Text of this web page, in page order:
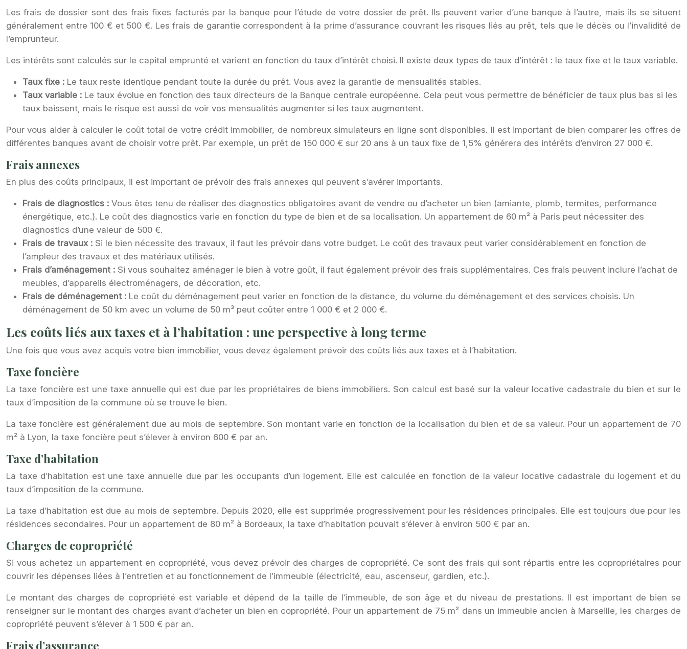
Les frais de dossier sont des frais fixes facturés par la banque pour l’étude de votre dossier de prêt. Ils peuvent varier d’une banque à l’autre, mais ils se situent
généralement entre 100 € et 500 €. Les frais de garantie correspondent à la prime d’assurance couvrant les risques liés au prêt, tels que le décès ou l’invalidité de
l’emprunteur.
Les intérêts sont calculés sur le capital emprunté et varient en fonction du taux d’intérêt choisi. Il existe deux types de taux d’intérêt : le taux fixe et le taux variable.
Taux fixe : Le taux reste identique pendant toute la durée du prêt. Vous avez la garantie de mensualités stables.
Taux variable : Le taux évolue en fonction des taux directeurs de la Banque centrale européenne. Cela peut vous permettre de bénéficier de taux plus bas si les
taux baissent, mais le risque est aussi de voir vos mensualités augmenter si les taux augmentent.
Pour vous aider à calculer le coût total de votre crédit immobilier, de nombreux simulateurs en ligne sont disponibles. Il est important de bien comparer les offres de
différentes banques avant de choisir votre prêt. Par exemple, un prêt de 150 000 € sur 20 ans à un taux fixe de 1,5% générera des intérêts d’environ 27 000 €.
Frais annexes
En plus des coûts principaux, il est important de prévoir des frais annexes qui peuvent s’avérer importants.
Frais de diagnostics : Vous êtes tenu de réaliser des diagnostics obligatoires avant de vendre ou d’acheter un bien (amiante, plomb, termites, performance
énergétique, etc.). Le coût des diagnostics varie en fonction du type de bien et de sa localisation. Un appartement de 60 m² à Paris peut nécessiter des
diagnostics d’une valeur de 500 €.
Frais de travaux : Si le bien nécessite des travaux, il faut les prévoir dans votre budget. Le coût des travaux peut varier considérablement en fonction de
l’ampleur des travaux et des matériaux utilisés.
Frais d’aménagement : Si vous souhaitez aménager le bien à votre goût, il faut également prévoir des frais supplémentaires. Ces frais peuvent inclure l’achat de
meubles, d’appareils électroménagers, de décoration, etc.
Frais de déménagement : Le coût du déménagement peut varier en fonction de la distance, du volume du déménagement et des services choisis. Un
déménagement de 50 km avec un volume de 50 m³ peut coûter entre 1 000 € et 2 000 €.
Les coûts liés aux taxes et à l’habitation : une perspective à long terme
Une fois que vous avez acquis votre bien immobilier, vous devez également prévoir des coûts liés aux taxes et à l’habitation.
Taxe foncière
La taxe foncière est une taxe annuelle qui est due par les propriétaires de biens immobiliers. Son calcul est basé sur la valeur locative cadastrale du bien et sur le
taux d’imposition de la commune où se trouve le bien.
La taxe foncière est généralement due au mois de septembre. Son montant varie en fonction de la localisation du bien et de sa valeur. Pour un appartement de 70
m² à Lyon, la taxe foncière peut s’élever à environ 600 € par an.
Taxe d’habitation
La taxe d’habitation est une taxe annuelle due par les occupants d’un logement. Elle est calculée en fonction de la valeur locative cadastrale du logement et du
taux d’imposition de la commune.
La taxe d’habitation est due au mois de septembre. Depuis 2020, elle est supprimée progressivement pour les résidences principales. Elle est toujours due pour les
résidences secondaires. Pour un appartement de 80 m² à Bordeaux, la taxe d’habitation pouvait s’élever à environ 500 € par an.
Charges de copropriété
Si vous achetez un appartement en copropriété, vous devez prévoir des charges de copropriété. Ce sont des frais qui sont répartis entre les copropriétaires pour
couvrir les dépenses liées à l’entretien et au fonctionnement de l’immeuble (électricité, eau, ascenseur, gardien, etc.).
Le montant des charges de copropriété est variable et dépend de la taille de l’immeuble, de son âge et du niveau de prestations. Il est important de bien se
renseigner sur le montant des charges avant d’acheter un bien en copropriété. Pour un appartement de 75 m² dans un immeuble ancien à Marseille, les charges de
copropriété peuvent s’élever à 1 500 € par an.
Frais d’assurance